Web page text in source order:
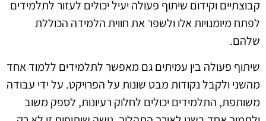
קבוצתיים וקידום שיתוף פעולה יעיל יכולים לעזור לתלמידים
לפתח מיומנויות אלו ולשפר את חווית הלמידה הכוללת
שלהם.
שיתוף פעולה בין עמיתים גם מאפשר לתלמידים ללמוד אחד
מהשני ולקבל נקודות מבט שונות על הפרויקט. על ידי עבודה
משותפת, התלמידים יכולים לחלוק רעיונות, לספק משוב